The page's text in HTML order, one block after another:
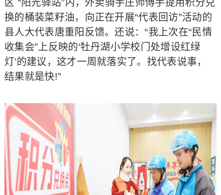
区 “阳光驿站”内，外卖骑手庄师傅手提用积分兑
换的桶装菜籽油，向正在开展“代表回访”活动的
县人大代表唐重阳反馈。还说：“我上次在“民情
收集会”上反映的‘牡丹湖小学校门处增设红绿
灯’的建议，这才一周就落实了。找代表说事，
结果就是快!”​